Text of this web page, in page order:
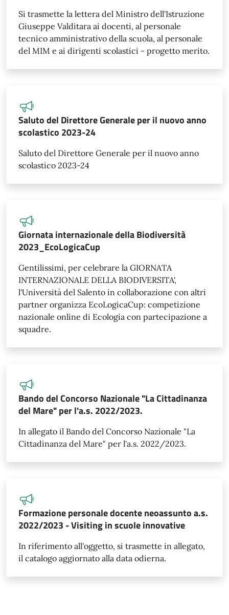
Si trasmette la lettera del Ministro dell'Istruzione
Giuseppe Valditara ai docenti, al personale
tecnico amministrativo della scuola, al personale
del MIM e ai dirigenti scolastici - progetto merito.
Saluto del Direttore Generale per il nuovo anno
scolastico 2023-24
Saluto del Direttore Generale per il nuovo anno
scolastico 2023-24
Giornata internazionale della Biodiversità
2023_EcoLogicaCup
Gentilissimi, per celebrare la GIORNATA
INTERNAZIONALE DELLA BIODIVERSITA',
l'Università del Salento in collaborazione con altri
partner organizza EcoLogicaCup: competizione
nazionale online di Ecologia con partecipazione a
squadre.
Bando del Concorso Nazionale "La Cittadinanza
del Mare" per l'a.s. 2022/2023.
In allegato il Bando del Concorso Nazionale "La
Cittadinanza del Mare" per l'a.s. 2022/2023.
Formazione personale docente neoassunto a.s.
2022/2023 - Visiting in scuole innovative
In riferimento all'oggetto, si trasmette in allegato,
il catalogo aggiornato alla data odierna.